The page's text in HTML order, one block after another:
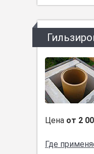
Цена от 2
Где